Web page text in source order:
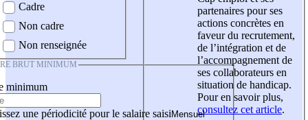
Cadre
Non cadre
Non renseignée
BRUT MINIMUM
minimum
une périodicité pour le salaire saisi
partenaires pour ses
actions concrètes en
faveur du recrutement,
de l’intégration et de
l’accompagnement de
ses collaborateurs en
situation de handicap.
Pour en savoir plus,
consultez cet article.